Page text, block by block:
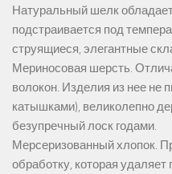
Натуральный шелк
подстраивается под
струящиеся, элегантные
Мериносовая шерсть.
волокон. Изделия из нее не
катышками), великолепно
безупречный лоск годами.
Мерсеризованный хлопок.
обработку, которая удаляет